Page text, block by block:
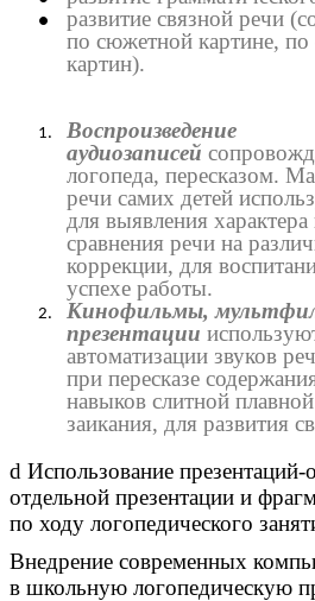
развитие связной речи
по сюжетной картине,
картин).
Воспроизведение
аудиозаписей
логопеда, пересказом.
речи самих детей
для выявления
сравнения речи на
коррекции, для
успехе работы.
Кинофильмы,
презентации
автоматизации звуков
при пересказе
навыков слитной
заикания, для развития
d Использование
отдельной презентации и
по ходу логопедического
Внедрение современных
в школьную логопедическую